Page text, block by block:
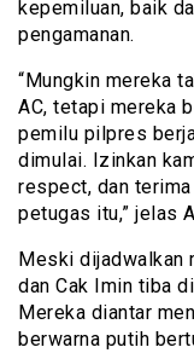
kepemiluan, baik
pengamanan.
“Mungkin mereka
AC, tetapi mereka
pemilu pilpres
dimulai. Izinkan
respect, dan
petugas itu,” jelas
Meski dijadwalkan
dan Cak Imin tiba
Mereka diantar
berwarna putih